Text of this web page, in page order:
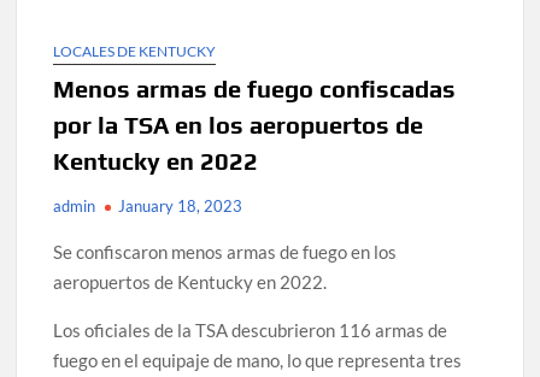
LOCALES DE KENTUCKY
Menos armas de fuego confiscadas
por la TSA en los aeropuertos de
Kentucky en 2022
admin January 18, 2023
Se confiscaron menos armas de fuego en los
aeropuertos de Kentucky en 2022.
Los oficiales de la TSA descubrieron 116 armas de
fuego en el equipaje de mano, lo que representa tres